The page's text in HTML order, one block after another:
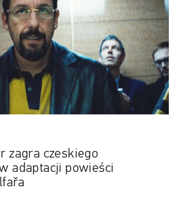
zagra czeskiego
adaptacji powieści